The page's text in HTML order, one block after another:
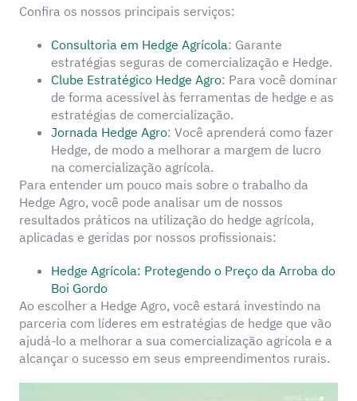
Confira os nossos principais serviços:
Consultoria em Hedge Agrícola: Garante
estratégias seguras de comercialização e Hedge.
Clube Estratégico Hedge Agro: Para você dominar
de forma acessível às ferramentas de hedge e as
estratégias de comercialização.
Jornada Hedge Agro: Você aprenderá como fazer
Hedge, de modo a melhorar a margem de lucro
na comercialização agrícola.
Para entender um pouco mais sobre o trabalho da
Hedge Agro, você pode analisar um de nossos
resultados práticos na utilização do hedge agrícola,
aplicadas e geridas por nossos profissionais:
Hedge Agrícola: Protegendo o Preço da Arroba do
Boi Gordo
Ao escolher a Hedge Agro, você estará investindo na
parceria com líderes em estratégias de hedge que vão
ajudá-lo a melhorar a sua comercialização agrícola e a
alcançar o sucesso em seus empreendimentos rurais.